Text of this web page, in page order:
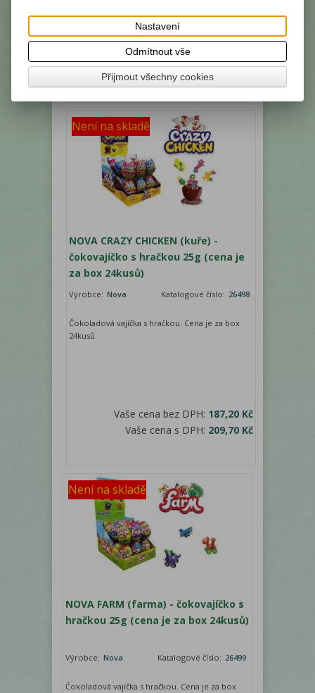
Vaše cena bez DPH:
Vaše cena s DPH:209,70 Kč
Není na skladě
NOVA CRAZY CHICKEN (kuře) -
čokovajíčko s hračkou 25g (cena je
za box 24kusů)
Výrobce: Nova Katalogové číslo: 26498
Čokoladová vajíčka s hračkou. Cena je za box
24kusů.
Vaše cena bez DPH: 187,20 Kč
Vaše cena s DPH: 209,70 Kč
Není na skladě
NOVA FARM (farma) - čokovajíčko s
hračkou 25g (cena je za box 24kusů)
Výrobce: Nova Katalogové číslo: 26499
Čokoladová vajíčka s hračkou. Cena je za box
Nastavení
Odmítnout vše
Přijmout všechny cookies